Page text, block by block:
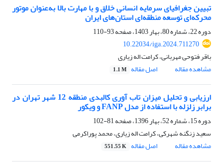
تبیین جغرافیای سرمایه انسانی خلاق و با مهارت بالا به‌عنوان موتور
محرکه‌ای توسعه منطقه‌ای استان‌های ایران
دوره 22، شماره 80، بهار 1403، صفحه
93-110
10.22034/iga.2024.711270
باقر فتوحی مهربانی، کرامت اله زیاری
مشاهده مقاله
اصل مقاله 1.1 M
ارزیابی و تحلیل میزان تاب آوری کالبدی منطقه 12 شهر تهران در
برابر زلزله با استفاده از مدل FANP و ویکور
دوره 15، شماره 52، بهار 1396، صفحه
81-102
سعید زنگنه شهرکی، کرامت اله زیاری، محمد پوراکرمی
مشاهده مقاله
اصل مقاله 551.55 K